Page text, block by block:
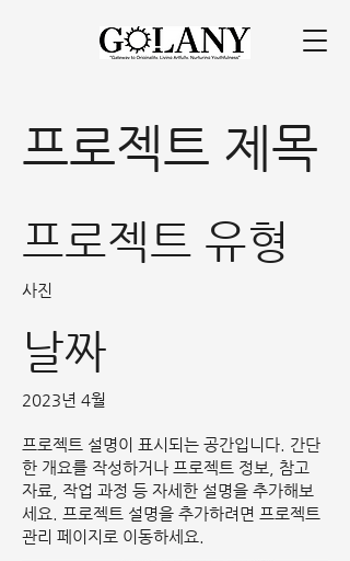
프로젝트 제목
프로젝트 유형
사진
날짜
2023년 4월
프로젝트 설명이 표시되는 공간입니다. 간단
한 개요를 작성하거나 프로젝트 정보, 참고
자료, 작업 과정 등 자세한 설명을 추가해보
세요. 프로젝트 설명을 추가하려면 프로젝트
관리 페이지로 이동하세요.